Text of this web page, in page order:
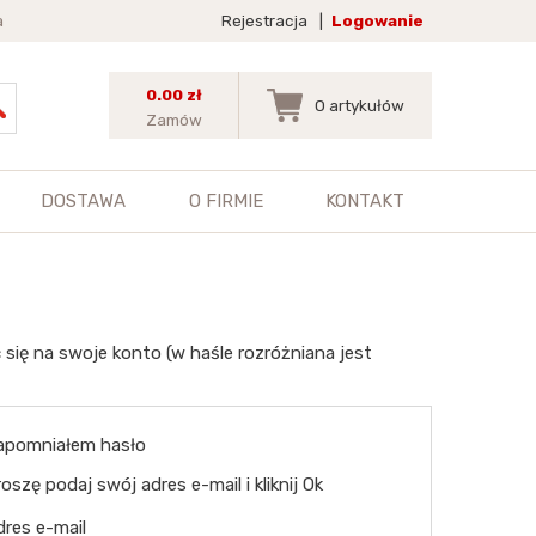
Rejestracja Logowanie
0.00 zł
Zamów
0 artykułów
DOSTAWA O FIRMIE KONTAKT
na swoje konto (w haśle rozróżniana jest
hasło
podaj swój adres e-mail i kliknij Ok
e-mail